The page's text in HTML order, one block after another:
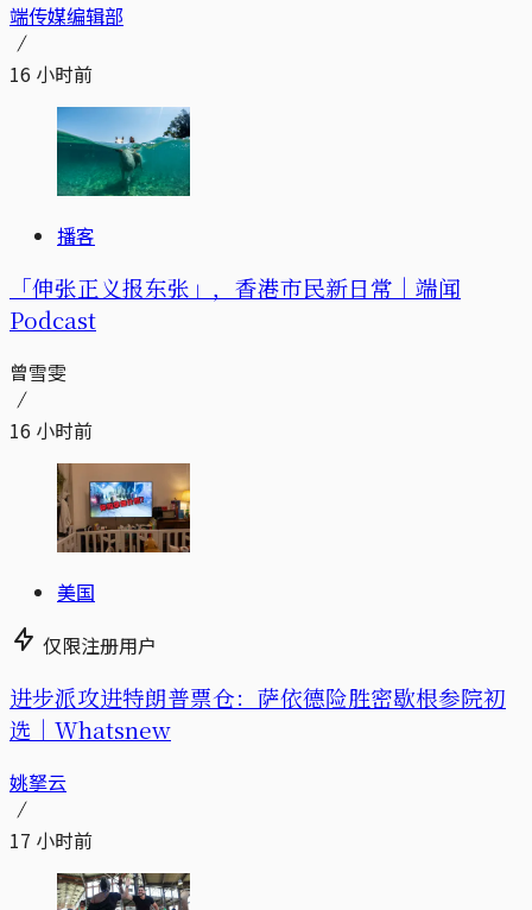
端传媒编辑部
16 小时前
播客
「伸张正义报东张」，香港市民新日常｜端闻
Podcast
曾雪雯
16 小时前
美国
仅限注册用户
进步派攻进特朗普票仓：萨依德险胜密歇根参院初
选｜Whatsnew
姚拏云
17 小时前